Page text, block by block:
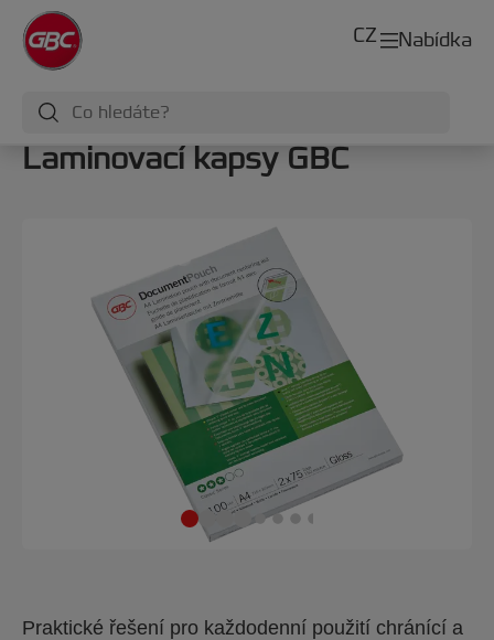
Nabídka
CZ
Laminovací kapsy GBC
Praktické řešení pro každodenní použití chránící a